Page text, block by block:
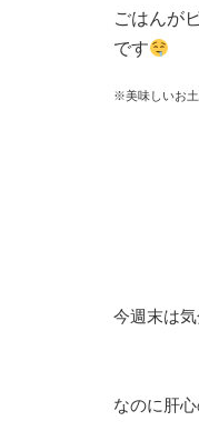
ごはんが
です
※美味しいお土
今週末は
なのに肝